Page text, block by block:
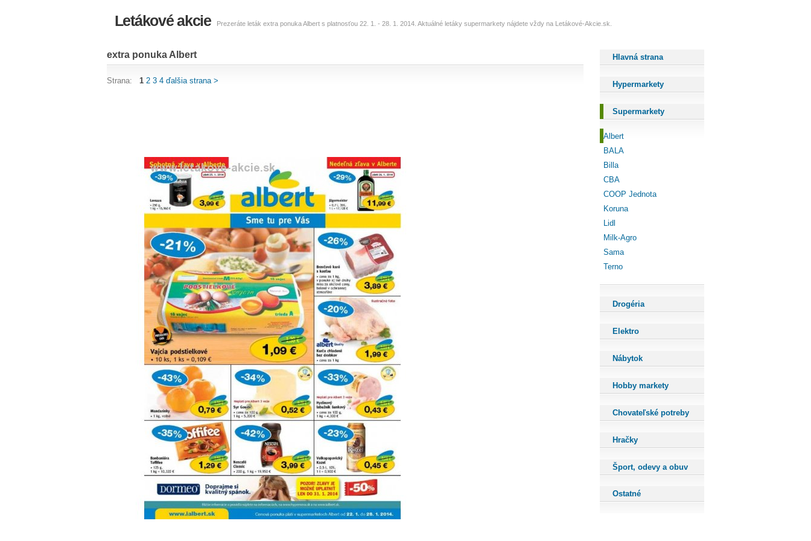
Letákové akcie Prezeráte leták extra ponuka Albert s platnosťou 22. 1. - 28. 1. 2014. Aktuálné letáky supermarkety nájdete vždy na Letákové-Akcie.sk.
extra ponuka Albert
Strana: 1 2 3 4 ďalšia strana >
Hlavná strana
Hypermarkety
Supermarkety
Albert
BALA
Billa
CBA
COOP Jednota
Koruna
Lidl
Milk-Agro
Sama
Terno
Drogéria
Elektro
Nábytok
Hobby markety
Chovateľské potreby
Hračky
Šport, odevy a obuv
Ostatné